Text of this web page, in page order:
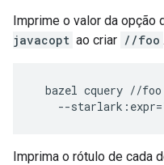
Imprime o valor da opção
javacopt ao criar //foo .
bazel cquery //
Imprima o rótulo de cada